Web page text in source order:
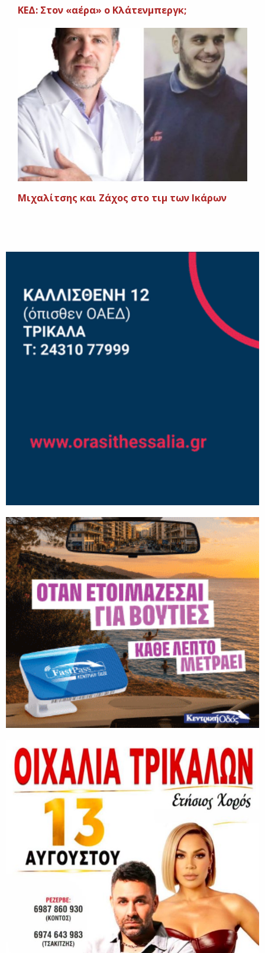
ΚΕΔ: Στον «αέρα» ο Κλάτενμπεργκ;
Μιχαλίτσης και Ζάχος στο τιμ των Ικάρων